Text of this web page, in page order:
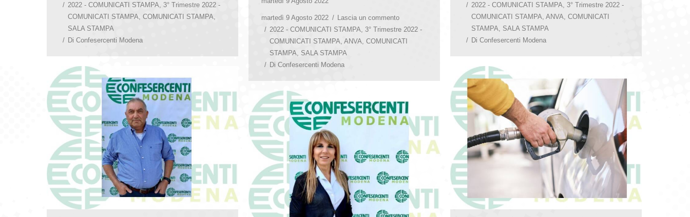
2022 - COMUNICATI STAMPA 3° Trimestre 2022 -
COMUNICATI STAMPA COMUNICATI STAMPA
SALA STAMPA
Di Confesercenti Modena
martedì 9 Agosto 2022
Lascia un commento
2022 - COMUNICATI STAMPA
3° Trimestre 2022 -
COMUNICATI STAMPA ANVA COMUNICATI
STAMPA
SALA STAMPA
Di Confesercenti Modena
2022 - COMUNICATI STAMPA
3° Trimestre 2022 -
COMUNICATI STAMPA ANVA COMUNICATI
STAMPA
SALA STAMPA
Di Confesercenti Modena